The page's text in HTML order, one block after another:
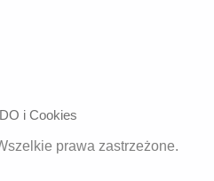
prawa zastrzeżone.
i Cookies